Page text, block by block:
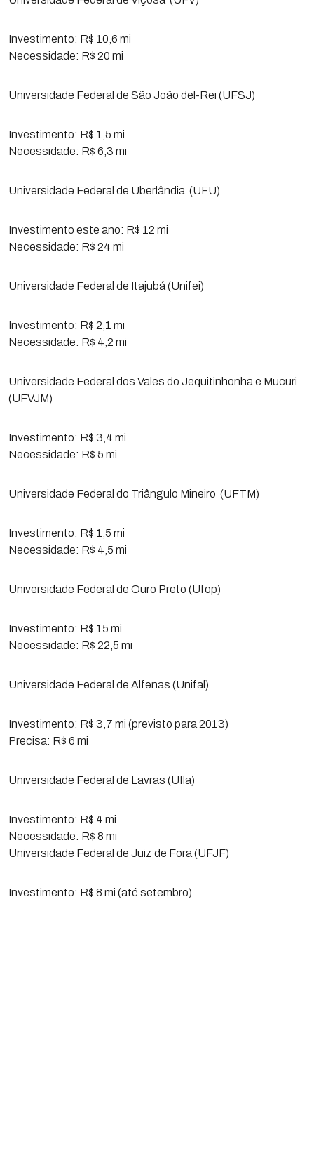
Investimento: R$ 10,6 mi
Necessidade: R$ 20 mi
Universidade Federal de São João del-Rei (UFSJ)
Investimento: R$ 1,5 mi
Necessidade: R$ 6,3 mi
Universidade Federal de Uberlândia (UFU)
Investimento este ano: R$ 12 mi
Necessidade: R$ 24 mi
Universidade Federal de Itajubá (Unifei)
Investimento: R$ 2,1 mi
Necessidade: R$ 4,2 mi
Universidade Federal dos Vales do Jequitinhonha e Mucuri
(UFVJM)
Investimento: R$ 3,4 mi
Necessidade: R$ 5 mi
Universidade Federal do Triângulo Mineiro (UFTM)
Investimento: R$ 1,5 mi
Necessidade: R$ 4,5 mi
Universidade Federal de Ouro Preto (Ufop)
Investimento: R$ 15 mi
Necessidade: R$ 22,5 mi
Universidade Federal de Alfenas (Unifal)
Investimento: R$ 3,7 mi (previsto para 2013)
Precisa: R$ 6 mi
Universidade Federal de Lavras (Ufla)
Investimento: R$ 4 mi
Necessidade: R$ 8 mi
Universidade Federal de Juiz de Fora (UFJF)
Investimento: R$ 8 mi (até setembro)